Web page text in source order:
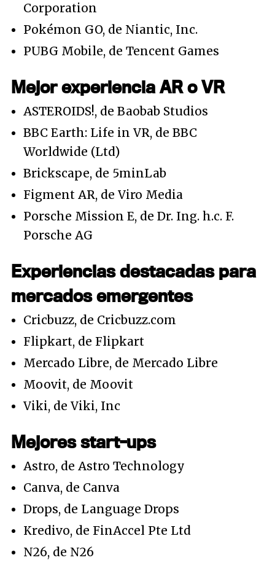
Corporation
Pokémon GO, de Niantic, Inc.
PUBG Mobile, de Tencent Games
Mejor experiencia AR o VR
ASTEROIDS!, de Baobab Studios
BBC Earth: Life in VR, de BBC
Worldwide (Ltd)
Brickscape, de 5minLab
Figment AR, de Viro Media
Porsche Mission E, de Dr. Ing. h.c. F.
Porsche AG
Experiencias destacadas para
mercados emergentes
Cricbuzz, de Cricbuzz.com
Flipkart, de Flipkart
Mercado Libre, de Mercado Libre
Moovit, de Moovit
Viki, de Viki, Inc
Mejores start-ups
Astro, de Astro Technology
Canva, de Canva
Drops, de Language Drops
Kredivo, de FinAccel Pte Ltd
N26, de N26